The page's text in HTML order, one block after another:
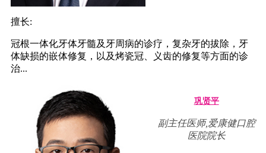
擅长:
冠根一体化牙体牙髓及牙周病的诊疗，复杂牙的拔除，牙
体缺损的嵌体修复，以及烤瓷冠、义齿的修复等方面的诊
治...
巩贤平
副主任医师,爱康健口腔
医院院长